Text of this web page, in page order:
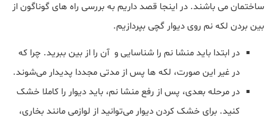
ساختمان می باشند. در اینجا قصد داریم به بررسی راه های گوناگون از
بین بردن لکه نم روی دیوار گچی بپردازیم.
در ابتدا باید منشا نم را شناسایی و آن را از بین ببرید. چرا که
در غیر این صورت، لکه‌ ها پس از مدتی مجددا پدیدار می‌شوند.
در مرحله بعدی، پس از رفع منشا نم، باید دیوار را کاملا خشک
کنید. برای خشک کردن دیوار می‌توانید از لوازمی مانند بخاری،